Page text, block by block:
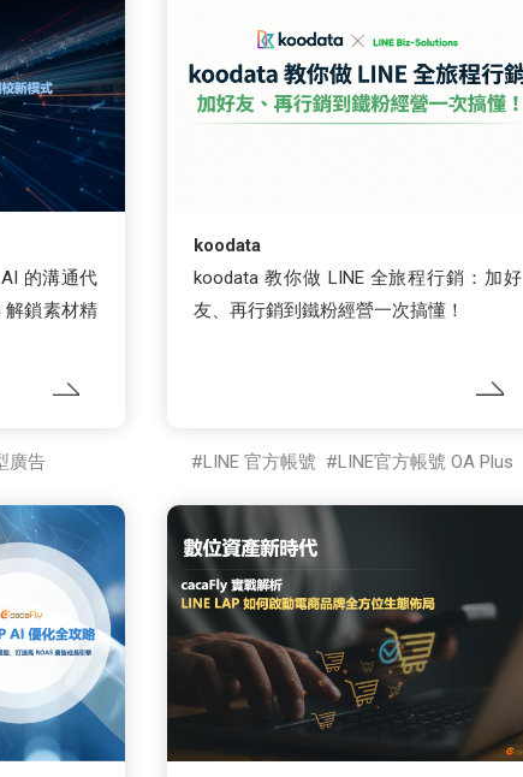
的溝通代
解鎖素材精
廣告
koodata
koodata 教你做 LINE 全旅程行銷：加好
友、再行銷到鐵粉經營一次搞懂！
LINE 官方帳號 LINE官方帳號 OA Plus